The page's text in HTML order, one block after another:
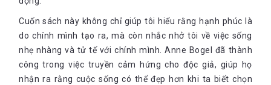
Cuốn sách này không chỉ giúp tôi hiểu rằng hạnh phúc là
do chính mình tạo ra, mà còn nhắc nhở tôi về việc sống
nhẹ nhàng và tử tế với chính mình. Anne Bogel đã thành
công trong việc truyền cảm hứng cho độc giả, giúp họ
nhận ra rằng cuộc sống có thể đẹp hơn khi ta biết chọn